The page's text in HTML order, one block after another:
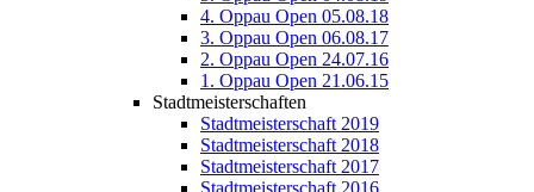
4. Oppau Open 05.08.18
3. Oppau Open 06.08.17
2. Oppau Open 24.07.16
1. Oppau Open 21.06.15
Stadtmeisterschaften
Stadtmeisterschaft 2019
Stadtmeisterschaft 2018
Stadtmeisterschaft 2017
Stadtmeisterschaft 2016